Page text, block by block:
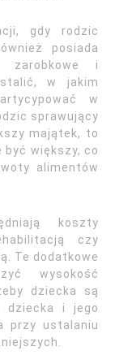
gdy rodzic
posiada
zarobkowe i
w jakim
w
sprawujący
majątek, to
być większy, co
alimentów
koszty
czy
Te dodatkowe
wysokość
dziecka są
dziecka i jego
przy ustalaniu